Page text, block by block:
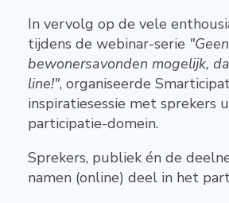
In vervolg op de vele
tijdens de webinar-serie "Geen
bewonersavonden mogelijk,
line!", organiseerde
inspiratiesessie met sprekers
participatie-domein.
Sprekers, publiek én de
namen (online) deel in het